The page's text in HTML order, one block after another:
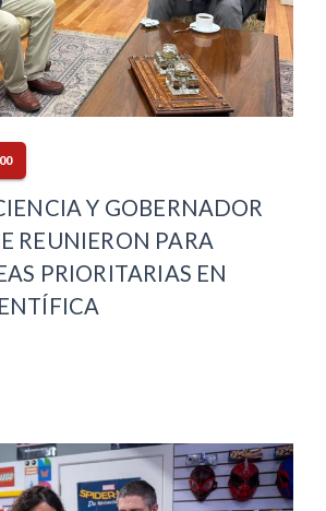
Y GOBERNADOR
REUNIERON PARA
PRIORITARIAS EN